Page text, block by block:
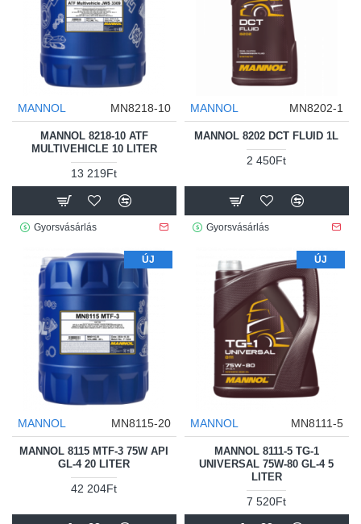
MANNOL MN8218-10
MANNOL 8218-10 ATF
MULTIVEHICLE 10 LITER
13 219Ft
Gyorsvásárlás
MANNOL MN8202-1
MANNOL 8202 DCT FLUID 1L
2 450Ft
Gyorsvásárlás
ÚJ
MANNOL MN8115-20
MANNOL 8115 MTF-3 75W API
GL-4 20 LITER
42 204Ft
ÚJ
MANNOL MN8111-5
MANNOL 8111-5 TG-1
UNIVERSAL 75W-80 GL-4 5
LITER
7 520Ft